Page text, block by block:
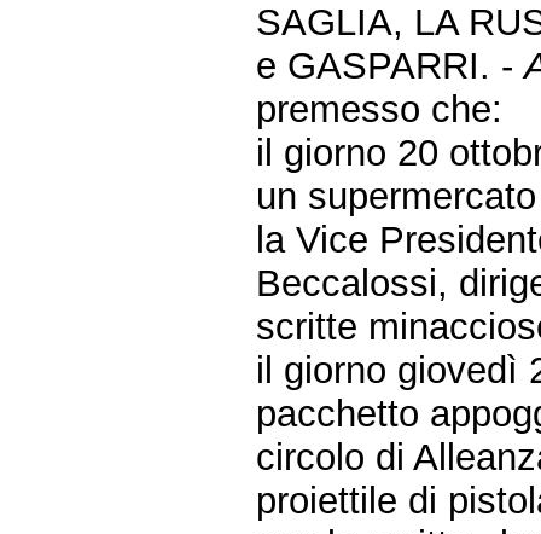
SAGLIA, LA
e GASPARRI. -
premesso che:
il giorno 20
un
la Vice
Beccalossi,
scritte
il giorno giovedì
pacchetto
circolo di
proiettile di